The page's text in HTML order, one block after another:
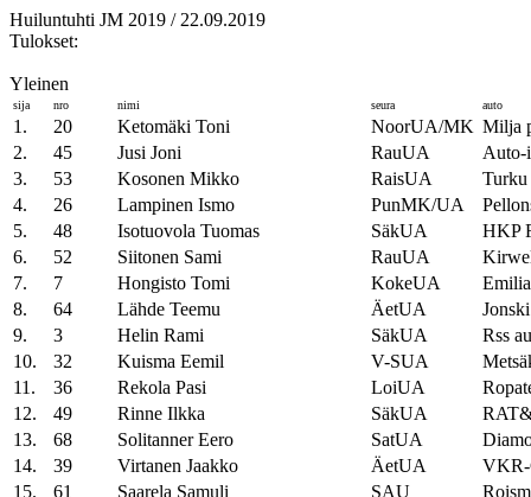
Huiluntuhti JM 2019 / 22.09.2019
Tulokset:
Yleinen
sija nro nimi seura auto
1. 20 Ketomäki Toni NoorUA/MK Milja
2.
45 Jusi Joni RauUA
Auto-
3.
53 Kosonen Mikko RaisUA
Turku
4.
26 Lampinen Ismo PunMK/UA
5.
48 Isotuovola Tuomas SäkUA
HKP
6.
52 Siitonen Sami RauUA
7.
7 Hongisto Tomi KokeUA
8.
64 Lähde Teemu ÄetUA
9.
3 Helin Rami SäkUA
Rss
10.
32 Kuisma Eemil V-SUA
11.
36 Rekola Pasi LoiUA
12.
49 Rinne Ilkka SäkUA
13.
68 Solitanner Eero SatUA
14.
39 Virtanen Jaakko ÄetUA
VKR-
15.
61 Saarela Samuli SAU